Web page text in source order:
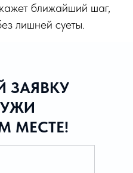
ближайший шаг,
лишней суеты.
ЗАЯВКУ
МЕСТЕ!